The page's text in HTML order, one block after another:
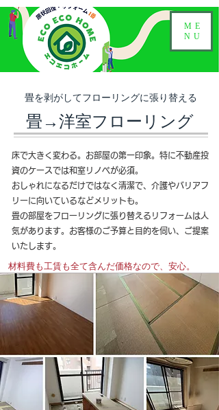
ME
NU
畳を剥がしてフローリングに張り替える
畳→洋室フローリング
床で大きく変わる。お部屋の第一印象。特に不動産投
資のケースでは和室リノベが必須。
おしゃれになるだけではなく清潔で、介護やバリアフ
リーに向いているなどメリットも。
畳の部屋をフローリングに張り替えるリフォームは人
気があります。お客様のご予算と目的を伺い、ご提案
いたします。
材料費も工賃も全て含んだ価格なので、安心。